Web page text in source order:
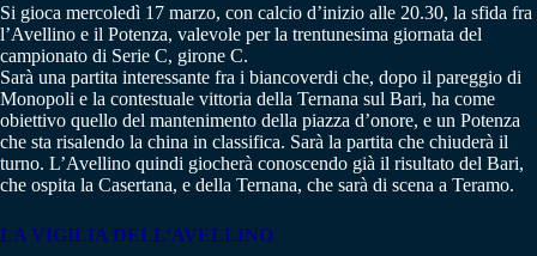
Si gioca mercoledì 17 marzo, con calcio d’inizio alle 20.30, la sfida fra
l’Avellino e il Potenza, valevole per la trentunesima giornata del
campionato di Serie C, girone C.
Sarà una partita interessante fra i biancoverdi che, dopo il pareggio di
Monopoli e la contestuale vittoria della Ternana sul Bari, ha come
obiettivo quello del mantenimento della piazza d’onore, e un Potenza
che sta risalendo la china in classifica. Sarà la partita che chiuderà il
turno. L’Avellino quindi giocherà conoscendo già il risultato del Bari,
che ospita la Casertana, e della Ternana, che sarà di scena a Teramo.
LA VIGILIA DELL’AVELLINO